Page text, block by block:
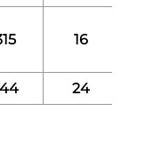
16
24